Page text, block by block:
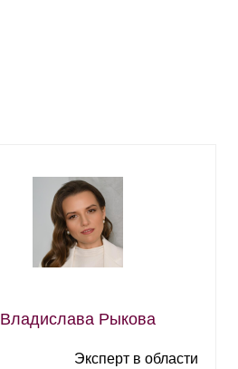
Владислава Рыкова
Эксперт в области